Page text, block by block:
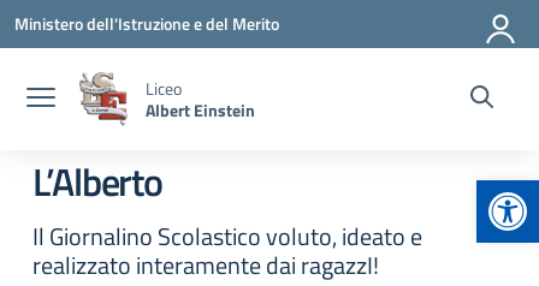
Vai ai contenuti
Vai al menu di navigazione
Vai al footer
Ministero dell'Istruzione e del Merito
Liceo
Albert Einstein
L’Alberto
Il Giornalino Scolastico voluto, ideato e
realizzato interamente dai ragazzI!